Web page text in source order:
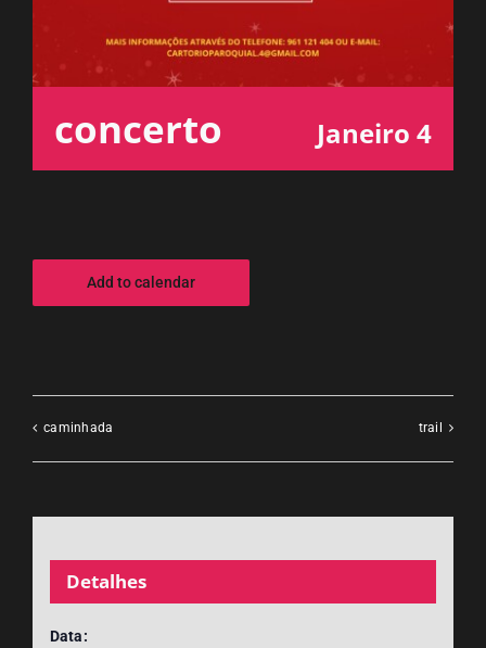
concerto Janeiro 4
Add to calendar
caminhada trail
Detalhes
Data: